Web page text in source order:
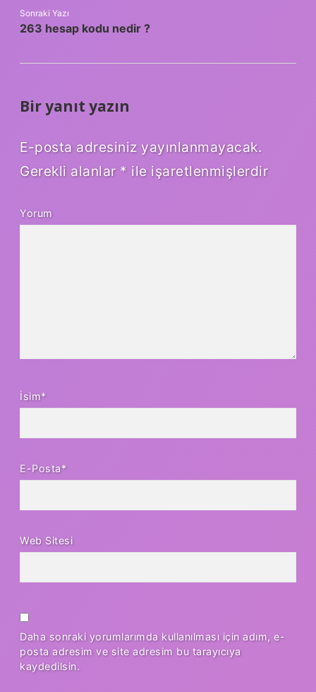
Sonraki Yazı
263 hesap kodu nedir ?
Bir yanıt yazın
E-posta adresiniz yayınlanmayacak.
Gerekli alanlar * ile işaretlenmişlerdir
Yorum
İsim*
E-Posta*
Web Sitesi
Daha sonraki yorumlarımda kullanılması için adım, e-
posta adresim ve site adresim bu tarayıcıya
kaydedilsin.